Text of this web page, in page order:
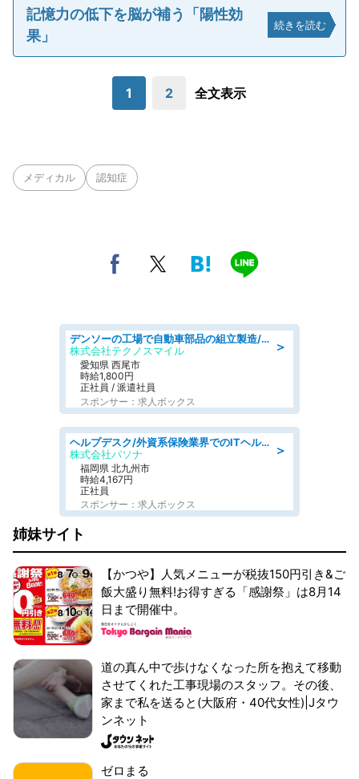
記憶力の低下を脳が補う「陽性効
果」
続きを読む
1 2 全文表示
メディカル 認知症
＞
デンソーの工場で自動車部品の組立製造/denso aichi
株式会社テクノスマイル
愛知県 西尾市
時給1,800円
正社員 / 派遣社員
スポンサー：求人ボックス
＞
ヘルプデスク/外資系保険業界でのITヘルプデスク業務/駅近/即日勤務可/ヘルプデスク
株式会社パソナ
福岡県 北九州市
時給4,167円
正社員
スポンサー：求人ボックス
姉妹サイト
【かつや】人気メニューが税抜150円引き&ご
飯大盛り無料!お得すぎる「感謝祭」は8月14
日まで開催中。
道の真ん中で歩けなくなった所を抱えて移動
させてくれた工事現場のスタッフ。その後、
家まで私を送ると(大阪府・40代女性)|Jタウ
ンネット
ゼロまる